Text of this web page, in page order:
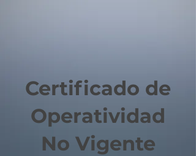
Certificado de
Operatividad
No Vigente